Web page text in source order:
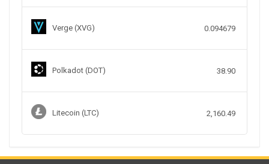
Verge (XVG) 0.094679
Polkadot (DOT) 38.90
Litecoin (LTC) 2,160.49